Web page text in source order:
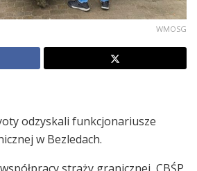
WMOSG
odzyskali funkcjonariusze
w Bezledach.